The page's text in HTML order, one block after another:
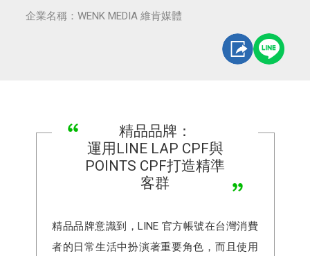
企業名稱：WENK MEDIA 維肯媒體
精品品牌：
運用LINE LAP CPF與
POINTS CPF打造精準
客群
精品品牌意識到，LINE 官方帳號在台灣消費
者的日常生活中扮演著重要角色，而且使用